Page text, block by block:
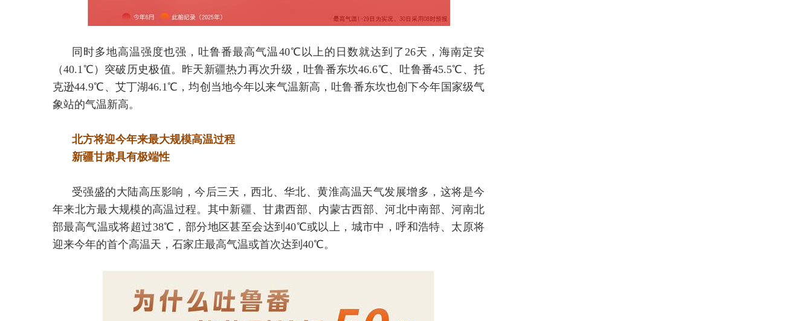
同时多地高温强度也强，吐鲁番最高气温40℃以上的日数就达到了26天，海南定安
（40.1℃）突破历史极值。昨天新疆热力再次升级，吐鲁番东坎46.6℃、吐鲁番45.5℃、托
克逊44.9℃、艾丁湖46.1℃，均创当地今年以来气温新高，吐鲁番东坎也创下今年国家级气
象站的气温新高。
北方将迎今年来最大规模高温过程
新疆甘肃具有极端性
受强盛的大陆高压影响，今后三天，西北、华北、黄淮高温天气发展增多，这将是今
年来北方最大规模的高温过程。其中新疆、甘肃西部、内蒙古西部、河北中南部、河南北
部最高气温或将超过38℃，部分地区甚至会达到40℃或以上，城市中，呼和浩特、太原将
迎来今年的首个高温天，石家庄最高气温或首次达到40℃。